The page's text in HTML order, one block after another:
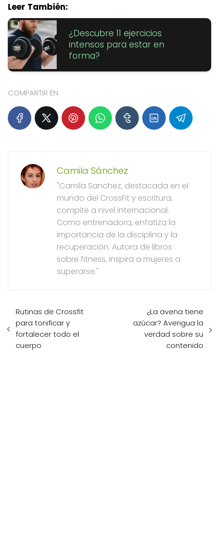
Leer También:
¿Descubre 11 ejercicios
intensos para estar en
forma?
COMPARTIR EN:
Camila Sánchez
"Camila Sanchez, destacada en el
mundo del CrossFit y escritura,
compite a nivel internacional.
Como entrenadora, enfatiza la
importancia de la disciplina y la
recuperación. Autora de libros
sobre fitness, inspira a mujeres a
superarse."
Rutinas de Crossfit
para tonificar y
fortalecer todo el
cuerpo
¿La avena tiene
azúcar? Averigua la
verdad sobre su
contenido